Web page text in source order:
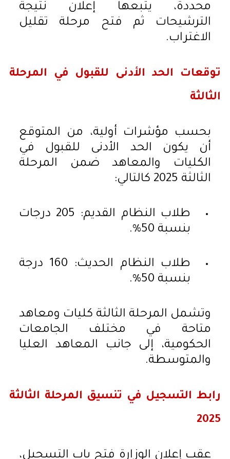
محددة، يتبعها إعلان نتيجة
الترشيحات ثم فتح مرحلة تقليل
الاغتراب.
توقعات الحد الأدنى للقبول في المرحلة
الثالثة
بحسب مؤشرات أولية، من المتوقع
أن يكون الحد الأدنى للقبول في
الكليات والمعاهد ضمن المرحلة
الثالثة 2025 كالتالي:
طلاب النظام القديم: 205 درجات
بنسبة 50%.
طلاب النظام الحديث: 160 درجة
بنسبة 50%.
وتشمل المرحلة الثالثة كليات ومعاهد
متاحة في مختلف الجامعات
الحكومية، إلى جانب المعاهد العليا
والمتوسطة.
رابط التسجيل في تنسيق المرحلة الثالثة
2025
عقب إعلان الوزارة فتح باب التسجيل،